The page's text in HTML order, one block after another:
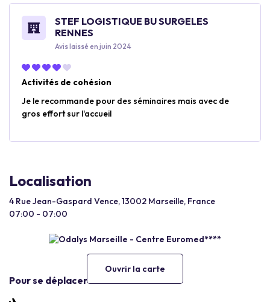
STEF LOGISTIQUE BU SURGELES
RENNES
Avis laissé en juin 2024
Activités de cohésion
Je le recommande pour des séminaires mais avec de
gros effort sur l'accueil
Localisation
4 Rue Jean-Gaspard Vence, 13002 Marseille, France
07:00 - 07:00
Ouvrir la carte
Pour se déplacer